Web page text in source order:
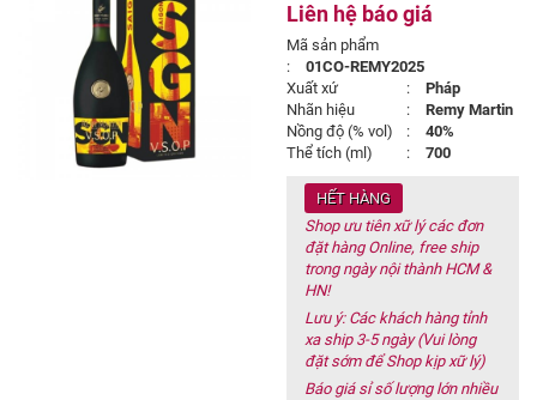
Liên hệ báo giá
Mã sản phẩm
:
01CO-REMY2025
Xuất xứ
:
Pháp
Nhãn hiệu
:
Remy Martin
Nồng độ (% vol)
:
40%
Thể tích (ml)
: 700
HẾT HÀNG
Shop ưu tiên xữ lý các đơn
đặt hàng Online, free ship
trong ngày nội thành HCM &
HN!
Lưu ý: Các khách hàng tỉnh
xa ship 3-5 ngày (Vui lòng
đặt sớm để Shop kịp xữ lý)
Báo giá sỉ số lượng lớn nhiều